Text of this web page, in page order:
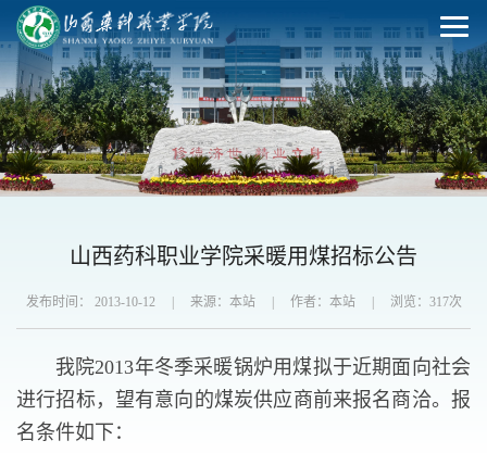
山西药科职业学院采暖用煤招标公告
发布时间： 2013-10-12| 来源：本站| 作者：本站| 浏览： 317次
我院2013年冬季采暖锅炉用煤拟于近期面向社会
进行招标，望有意向的煤炭供应商前来报名商洽。报
名条件如下：